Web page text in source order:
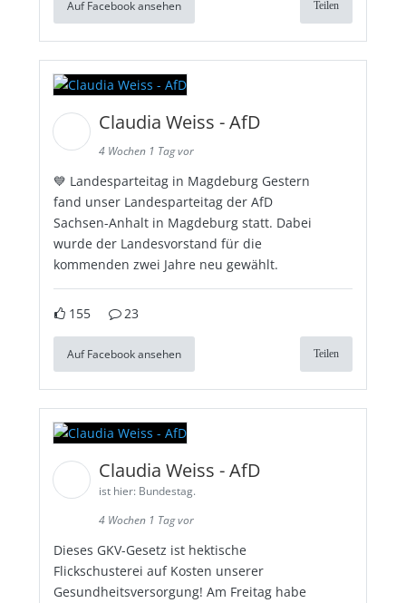
Auf Facebook ansehen Teilen
Claudia Weiss - AfD
4 Wochen 1 Tag vor
💙 Landesparteitag in Magdeburg Gestern
fand unser Landesparteitag der AfD
Sachsen-Anhalt in Magdeburg statt. Dabei
wurde der Landesvorstand für die
kommenden zwei Jahre neu gewählt.
155 23
Auf Facebook ansehen Teilen
Claudia Weiss - AfD
ist hier: Bundestag.
4 Wochen 1 Tag vor
Dieses GKV-Gesetz ist hektische
Flickschusterei auf Kosten unserer
Gesundheitsversorgung! Am Freitag habe